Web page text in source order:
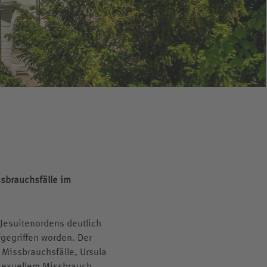
im
deutlich
worden. Der
Ursula